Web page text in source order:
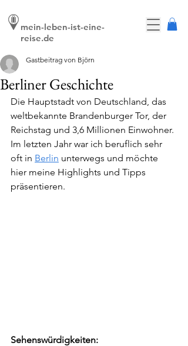
mein-leben-ist-eine-
reise.de
Berliner Geschichte
Gastbeitrag von Björn
Die Hauptstadt von Deutschland, das
weltbekannte Brandenburger Tor, der
Reichstag und 3,6 Millionen Einwohner.
Im letzten Jahr war ich beruflich sehr
oft in Berlin unterwegs und möchte
hier meine Highlights und Tipps
präsentieren.
Sehenswürdigkeiten: